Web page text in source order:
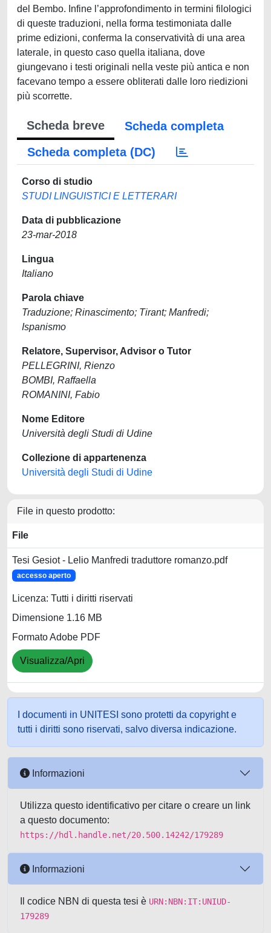
del Bembo. Infine l’approfondimento in termini filologici
di queste traduzioni, nella forma testimoniata dalle
prime edizioni, conferma la conservatività di una area
laterale, in questo caso quella italiana, dove
giungevano i testi originali nella veste più antica e non
facevano tempo a essere obliterati dalle loro riedizioni
più scorrette.
Scheda breve
Scheda completa
Scheda completa (DC)
Corso di studio
STUDI LINGUISTICI E LETTERARI
Data di pubblicazione
23-mar-2018
Lingua
Italiano
Parola chiave
Traduzione; Rinascimento; Tirant; Manfredi;
Ispanismo
Relatore, Supervisor, Advisor o Tutor
PELLEGRINI, Rienzo
BOMBI, Raffaella
ROMANINI, Fabio
Nome Editore
Università degli Studi di Udine
Collezione di appartenenza
Università degli Studi di Udine
File in questo prodotto:
File
Tesi Gesiot - Lelio Manfredi traduttore romanzo.pdf
accesso aperto
Licenza: Tutti i diritti riservati
Dimensione 1.16 MB
Formato Adobe PDF
Visualizza/Apri
I documenti in UNITESI sono protetti da copyright e
tutti i diritti sono riservati, salvo diversa indicazione.
Informazioni
Utilizza questo identificativo per citare o creare un link
a questo documento:
https://hdl.handle.net/20.500.14242/179289
Informazioni
Il codice NBN di questa tesi è URN:NBN:IT:UNIUD-
179289